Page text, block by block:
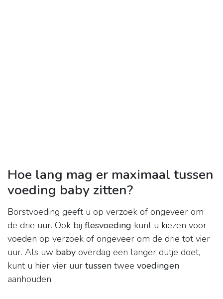
Hoe lang mag er maximaal tussen
voeding baby zitten?
Borstvoeding geeft u op verzoek of ongeveer om
de drie uur. Ook bij flesvoeding kunt u kiezen voor
voeden op verzoek of ongeveer om de drie tot vier
uur. Als uw baby overdag een langer dutje doet,
kunt u hier vier uur tussen twee voedingen
aanhouden.